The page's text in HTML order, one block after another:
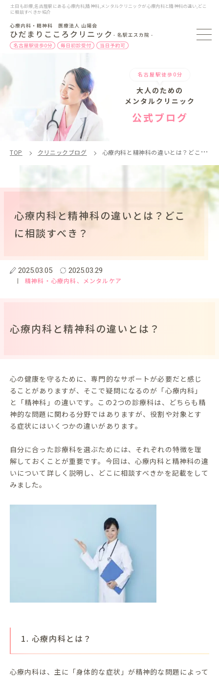
土日も診療,名古屋駅にある心療内科,精神科,メンタルクリニックが心療内科と精神科の違い,どこ
に相談すべきか紹介
名古屋駅徒歩0分
大人のための
メンタルクリニック
公式ブログ
TOP クリニックブログ 心療内科と精神科の違いとは？どこに相談すべき？
心療内科と精神科の違いとは？どこ
に相談すべき？
2025.03.05 2025.03.29
精神科・心療内科、メンタルケア
心療内科と精神科の違いとは？
心の健康を守るために、専門的なサポートが必要だと感じ
ることがありますが、そこで疑問になるのが「心療内科」
と「精神科」の違いです。この2つの診療科は、どちらも精
神的な問題に関わる分野ではありますが、役割や対象とす
る症状にはいくつかの違いがあります。
自分に合った診療科を選ぶためには、それぞれの特徴を理
解しておくことが重要です。今回は、心療内科と精神科の違
いについて詳しく説明し、どこに相談すべきかを記載をして
みました。
1. 心療内科とは？
心療内科は、主に「身体的な症状」が精神的な問題によって